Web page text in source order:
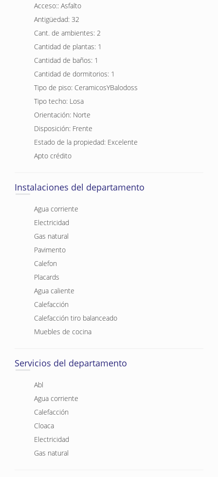
Acceso:: Asfalto
Antigüedad: 32
Cant. de ambientes: 2
Cantidad de plantas: 1
Cantidad de baños: 1
Cantidad de dormitorios: 1
Tipo de piso: CeramicosYBalodoss
Tipo techo: Losa
Orientación: Norte
Disposición: Frente
Estado de la propiedad: Excelente
Apto crédito
Instalaciones del departamento
Agua corriente
Electricidad
Gas natural
Pavimento
Calefon
Placards
Agua caliente
Calefacción
Calefacción tiro balanceado
Muebles de cocina
Servicios del departamento
Abl
Agua corriente
Calefacción
Cloaca
Electricidad
Gas natural